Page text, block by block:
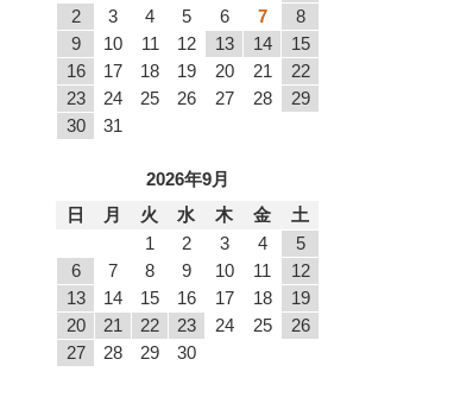
2
3 4 5 6 7
8
9
10 11 12 13 14
15
16
17 18 19 20 21
22
23
24 25 26 27 28
29
30
31
2026年9月
日
月 火 水 木 金
土
1
2 3 4
5
6
7 8 9 10 11
12
13
14 15 16 17 18
19
20
21 22 23 24 25
26
27
28 29 30